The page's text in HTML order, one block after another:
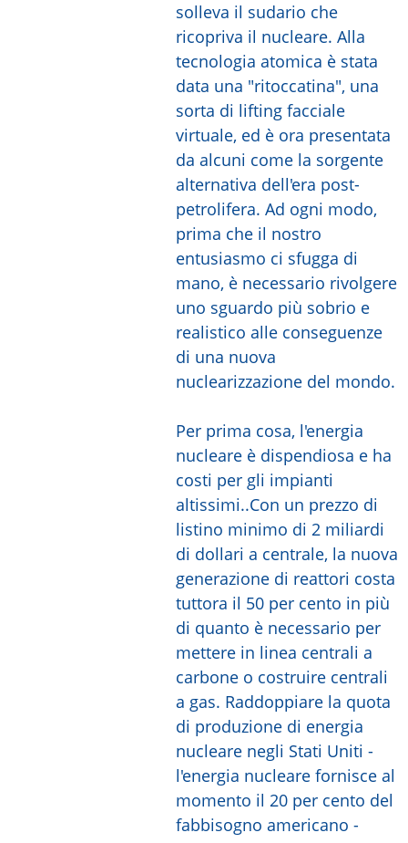
solleva il sudario che
ricopriva il nucleare. Alla
tecnologia atomica è stata
data una "ritoccatina", una
sorta di lifting facciale
virtuale, ed è ora presentata
da alcuni come la sorgente
alternativa dell'era post-
petrolifera. Ad ogni modo,
prima che il nostro
entusiasmo ci sfugga di
mano, è necessario rivolgere
uno sguardo più sobrio e
realistico alle conseguenze
di una nuova
nuclearizzazione del mondo.
Per prima cosa, l'energia
nucleare è dispendiosa e ha
costi per gli impianti
altissimi..Con un prezzo di
listino minimo di 2 miliardi
di dollari a centrale, la nuova
generazione di reattori costa
tuttora il 50 per cento in più
di quanto è necessario per
mettere in linea centrali a
carbone o costruire centrali
a gas. Raddoppiare la quota
di produzione di energia
nucleare negli Stati Uniti -
l'energia nucleare fornisce al
momento il 20 per cento del
fabbisogno americano -